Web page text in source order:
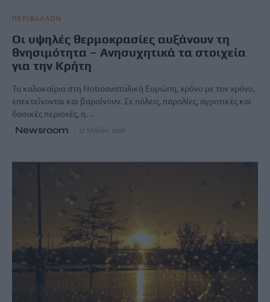
ΠΕΡΙΒΑΛΛΟΝ
Οι υψηλές θερμοκρασίες αυξάνουν τη
θνησιμότητα – Ανησυχητικά τα στοιχεία
για την Κρήτη
Τα καλοκαίρια στη Νοτιοανατολική Ευρώπη, χρόνο με τον χρόνο,
επεκτείνονται και βαραίνουν. Σε πόλεις, παραλίες, αγροτικές και
δασικές περιοχές, η…
Newsroom 27 Μαΐου, 2026